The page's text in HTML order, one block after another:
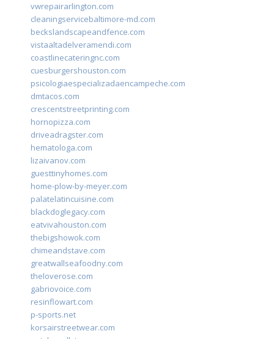
vwrepairarlington.com
cleaningservicebaltimore-md.com
beckslandscapeandfence.com
vistaaltadelveramendi.com
coastlinecateringnc.com
cuesburgershouston.com
psicologiaespecializadaencampeche.com
dmtacos.com
crescentstreetprinting.com
hornopizza.com
driveadragster.com
hematologa.com
lizaivanov.com
guesttinyhomes.com
home-plow-by-meyer.com
palatelatincuisine.com
blackdoglegacy.com
eatvivahouston.com
thebigshowok.com
chimeandstave.com
greatwallseafoodny.com
theloverose.com
gabriovoice.com
resinflowart.com
p-sports.net
korsairstreetwear.com